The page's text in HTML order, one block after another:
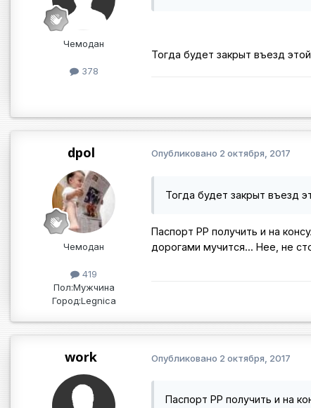
Чемодан
378
Тогда будет закрыт въезд
dpol
Чемодан
419
Пол:Мужчина
Город:Legnica
Опубликовано 2 октября, 2017
Тогда будет закрыт въезд
Паспорт РР получить и на
дорогами мучится... Нее, не
work Опубликовано 2 октября, 2017
Паспорт РР получить и на